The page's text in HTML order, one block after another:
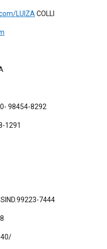
LUIZA COLLI
98454-8292
1291
7444